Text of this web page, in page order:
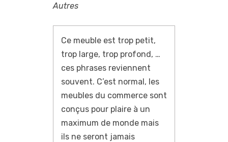
Autres
Ce meuble est trop petit,
trop large, trop profond, …
ces phrases reviennent
souvent. C’est normal, les
meubles du commerce sont
conçus pour plaire à un
maximum de monde mais
ils ne seront jamais